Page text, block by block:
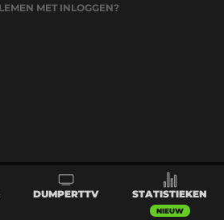
MET INLOGGEN?
DUMPERTTV STATISTIEKEN
NIEUW